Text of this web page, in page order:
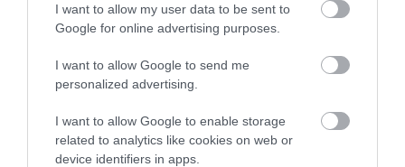
I want to allow my user data to be sent to
Google for online advertising purposes.
I want to allow Google to send me
personalized advertising.
I want to allow Google to enable storage
related to analytics like cookies on web or
device identifiers in apps.
07.08.2026